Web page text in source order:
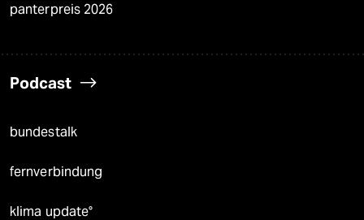
panterpreis 2026
Podcast
bundestalk
fernverbindung
klima update°